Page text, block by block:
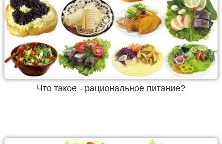
Что такое - рациональное питание?